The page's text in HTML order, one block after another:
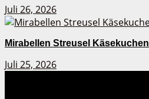
Juli 26, 2026
Mirabellen Streusel Käsekuchen
Juli 25, 2026